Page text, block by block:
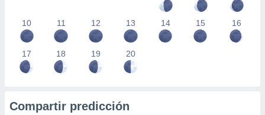
10 11 12 13 14 15 16
17 18 19 20
Compartir predicción